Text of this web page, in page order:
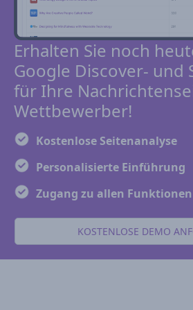
Erhalten Sie noch
Google Discover- und
für Ihre
Wettbewerber!
Kostenlose Seitenanalyse
Personalisierte Einführung
Zugang zu allen Funktionen
KOSTENLOSE DEMO